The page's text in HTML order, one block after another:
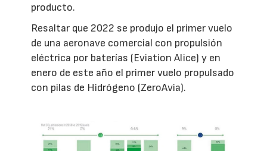
producto.
Resaltar que 2022 se produjo el primer vuelo
de una aeronave comercial con propulsión
eléctrica por baterías (Eviation Alice) y en
enero de este año el primer vuelo propulsado
con pilas de Hidrógeno (ZeroAvia).